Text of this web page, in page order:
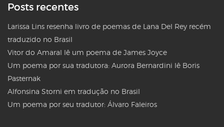
Posts recentes
Larissa Lins resenha livro de poemas de Lana Del Rey recém
traduzido no Brasil
Vitor do Amaral lê um poema de James Joyce
Um poema por sua tradutora: Aurora Bernardini lê Boris
Pasternak
Alfonsina Storni em tradução no Brasil
Um poema por seu tradutor: Álvaro Faleiros